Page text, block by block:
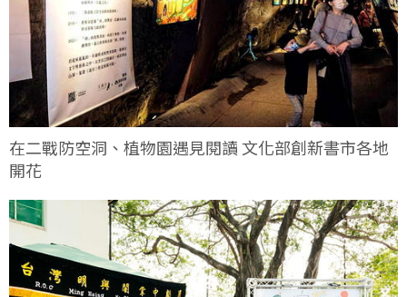
在二戰防空洞、植物園遇見閱讀 文化部創新書市各地
開花